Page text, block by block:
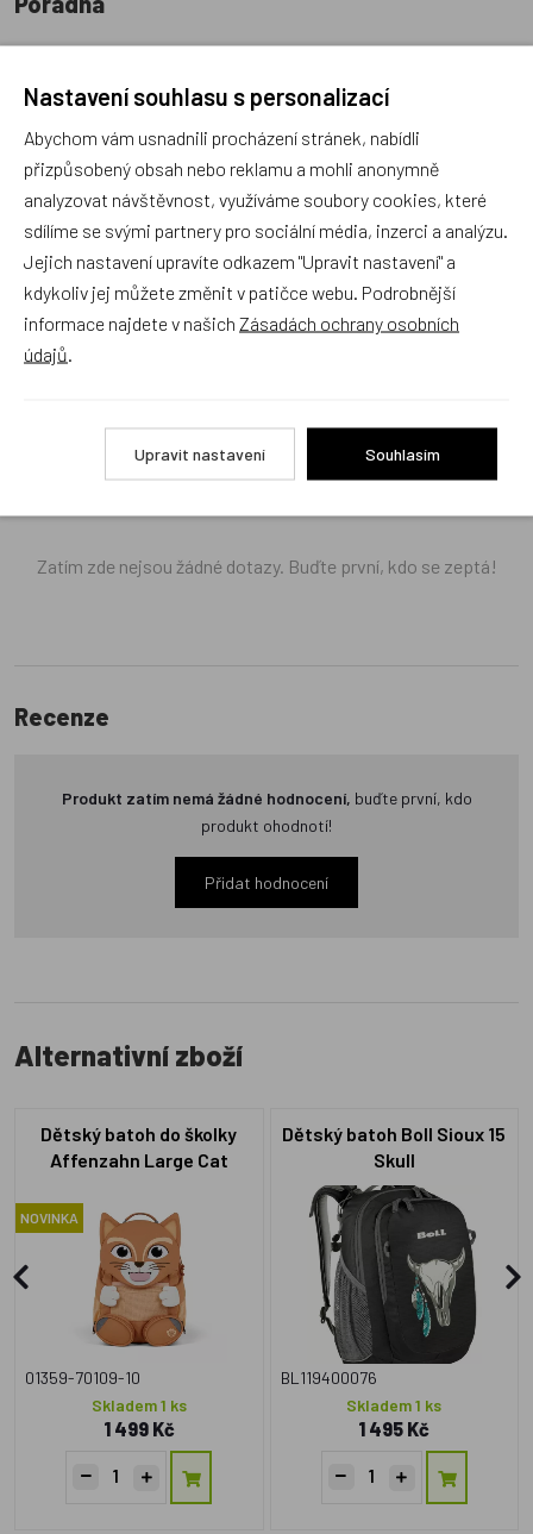
Náš sortiment dokonale známe a rádi Vám poradíme
s výběrem (Po–Pá, 10–17 hod).
Jsme tu vždy rádi pro Vás! Váš rodinný obchod
Dráček.cz
Položit dotaz
odrážejí výhradně názory a stanoviska zákazníků. Provozovatel
e-shopu Dráček.cz texty zákazníků předem neschvaluje ani
Zatím zde nejsou žádné dotazy. Buďte první, kdo se zeptá!
Recenze
Produkt zatím nemá žádné hodnocení, buďte první, kdo
produkt ohodnotí!
Přidat hodnocení
Alternativní zboží
Dětský batoh do školky
Affenzahn Large Cat
NOVINKA
01359-70109-10
Skladem 1 ks
1 499 Kč
Dětský batoh Boll Sioux 15
Skull
BL119400076
Skladem 1 ks
1 495 Kč
Nastavení souhlasu s personalizací
Abychom vám usnadnili procházení stránek, nabídli
přizpůsobený obsah nebo reklamu a mohli anonymně
analyzovat návštěvnost, využíváme soubory cookies, které
sdílíme se svými partnery pro sociální média, inzerci a analýzu.
Jejich nastavení upravíte odkazem "Upravit nastavení" a
kdykoliv jej můžete změnit v patičce webu. Podrobnější
informace najdete v našich Zásadách ochrany osobních
údajů
Upravit nastavení Souhlasím